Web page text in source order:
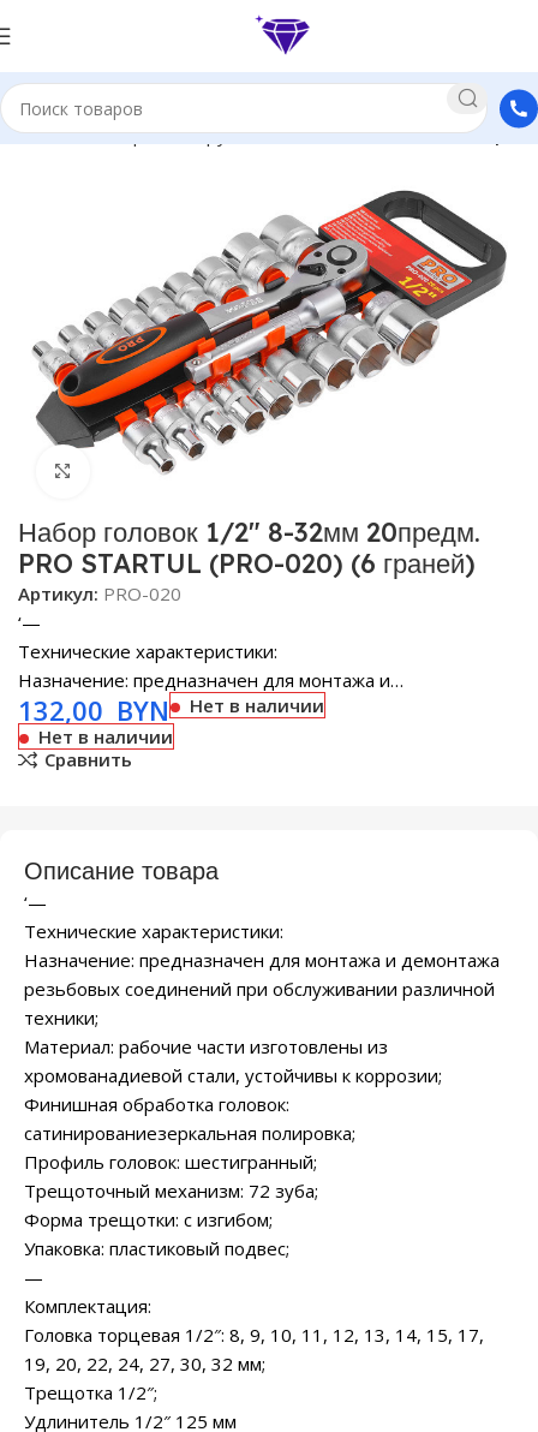
товары, инструменты Автомобильные наборы
Нажмите, чтобы увеличить
Набор головок 1/2″ 8-32мм 20предм.
PRO STARTUL (PRO-020) (6 граней)
Артикул: PRO-020
‘—
Технические характеристики:
Назначение: предназначен для монтажа и…
132,00 BYN
Нет в наличии
Нет в наличии
Сравнить
Описание товара
‘—
Технические характеристики:
Назначение: предназначен для монтажа и демонтажа
резьбовых соединений при обслуживании различной
техники;
Материал: рабочие части изготовлены из
хромованадиевой стали, устойчивы к коррозии;
Финишная обработка головок:
сатинированиезеркальная полировка;
Профиль головок: шестигранный;
Трещоточный механизм: 72 зуба;
Форма трещотки: с изгибом;
Упаковка: пластиковый подвес;
—
Комплектация:
Головка торцевая 1/2″: 8, 9, 10, 11, 12, 13, 14, 15, 17,
19, 20, 22, 24, 27, 30, 32 мм;
Трещотка 1/2″;
Удлинитель 1/2″ 125 мм